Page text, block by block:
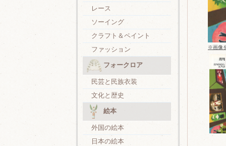
レース
ソーイング
クラフト＆ペイント
ファッション
フォークロア
民芸と民族衣装
文化と歴史
絵本
外国の絵本
日本の絵本
※画像